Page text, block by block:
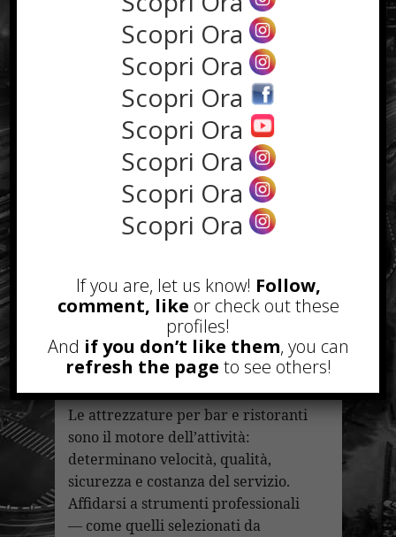
determinante: macchine del caffè
con gruppi facilmente ispezionabili,
forni con programmi automatici di
pulizia, banchi frigo con
sbrinamento intelligente e
lavastoviglie dotate di filtri
accessibili riducono i tempi di fermo
e garantiscono prestazioni costanti.
Quando la cucina o il banco possono
lavorare senza interruzioni, la
qualità percepita dal cliente
meno stress e l’intero servizio
risulta più ordinato e fluido.
Conclusione
Le attrezzature per bar e ristoranti
sono il motore dell’attività:
determinano velocità, qualità,
sicurezza e costanza del servizio.
Affidarsi a strumenti professionali
— come quelli selezionati da
Scopri Ora
Scopri Ora
Scopri Ora
Scopri Ora
Scopri Ora
Scopri Ora
Scopri Ora
If you are, let us know! Follow,
comment, like or check out these
profiles!
And if you don’t like them, you can
refresh the page to see others!